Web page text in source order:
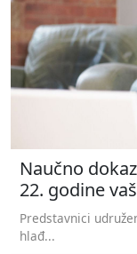
Naučno
22. godine
Predstavnici
hlađ...